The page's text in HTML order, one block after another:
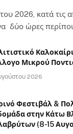
2026, κατά τις
δύο ώρες
Μικρού
2026
Φεστιβάλ &
στην Κάτω
(8-15